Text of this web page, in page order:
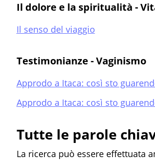
Il dolore e la spiritualità -
Il senso del viaggio
Testimonianze - Vaginismo
Approdo a Itaca: così sto
Approdo a Itaca: così sto
Tutte le parole
La ricerca può essere effettuata